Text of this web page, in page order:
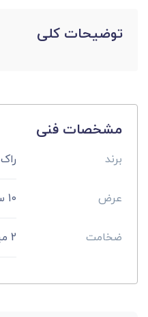
توضیحات کلی
مشخصات فنی
برند راک
عرض 10 سانتی متر
ضخامت 2 میلی متر